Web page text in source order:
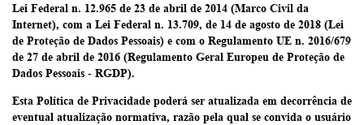
Lei Federal n. 12.965 de 23 de abril de 2014 (Marco Civil da
Internet), com a Lei Federal n. 13.709, de 14 de agosto de 2018 (Lei
de Proteção de Dados Pessoais) e com o Regulamento UE n. 2016/679
de 27 de abril de 2016 (Regulamento Geral Europeu de Proteção de
Dados Pessoais - RGDP).
Esta Política de Privacidade poderá ser atualizada em decorrência de
eventual atualização normativa, razão pela qual se convida o usuário